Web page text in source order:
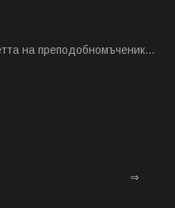
на преподобномъченик...
⇒